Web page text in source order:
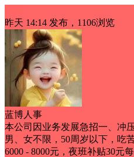
昨天 14:14 发布，1106浏览
蓝博人事
本公司因业务发展急招一、冲
男、女不限，50周岁以下，吃
6000 - 8000元，夜班补贴30元